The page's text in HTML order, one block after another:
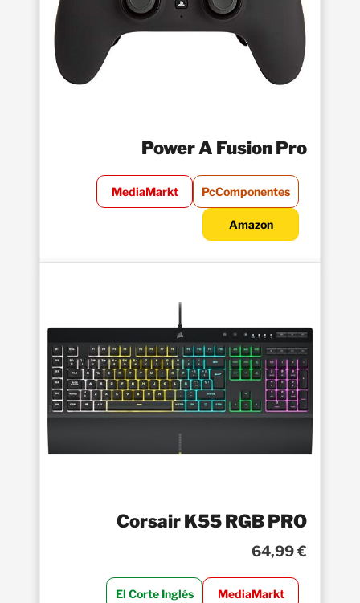
Power A Fusion Pro
MediaMarkt PcComponentes
Amazon
Corsair K55 RGB PRO
64,99 €
El Corte Inglés MediaMarkt